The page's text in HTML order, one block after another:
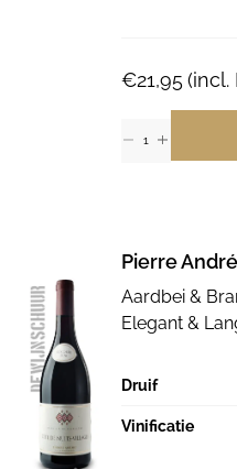
€21,95(incl.
Pierre
Aardbei &
Elegant &
Druif
Vinificatie